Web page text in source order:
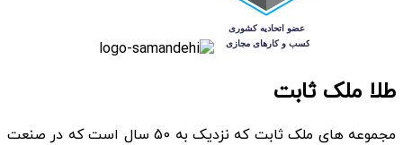
طلا ملک ثابت
مجموعه های ملک ثابت که نزدیک به 50 سال است که در صنعت